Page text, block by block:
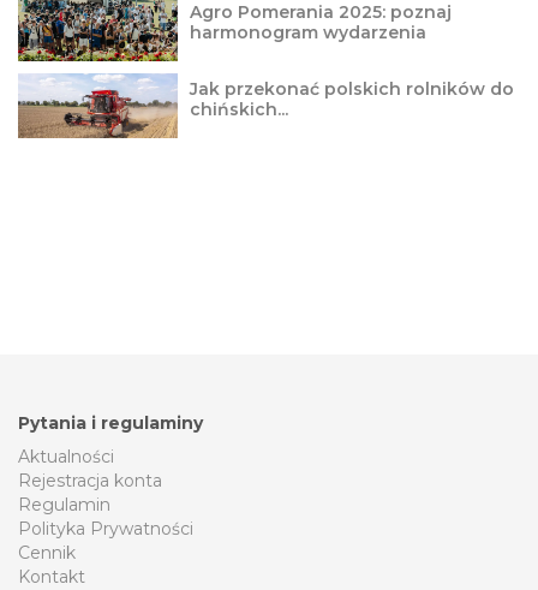
Agro Pomerania 2025: poznaj
harmonogram wydarzenia
Jak przekonać polskich rolników do
chińskich...
Pytania i regulaminy
Aktualności
Rejestracja konta
Regulamin
Polityka Prywatności
Cennik
Kontakt